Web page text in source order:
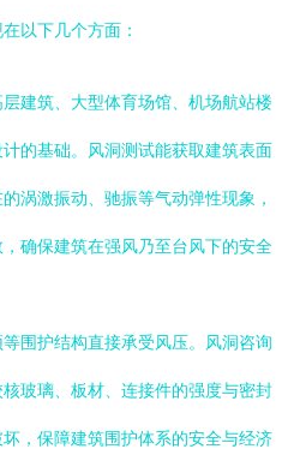
以下几个方面：
层建筑、大型体育场馆、机场航站楼
的基础。风洞测试能获取建筑表面
涡激振动、驰振等气动弹性现象，
确保建筑在强风乃至台风下的安全
等围护结构直接承受风压。风洞咨询
玻璃、板材、连接件的强度与密封
，保障建筑围护体系的安全与经济